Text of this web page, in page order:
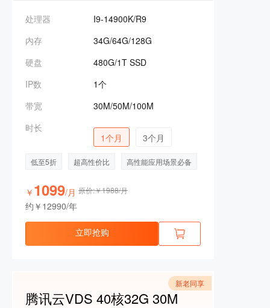
处理器
I9-14900K/R9
内存
34G/64G/128G
硬盘
480G/1T SSD
IP数
1个
带宽
30M/50M/100M
时长
1个月
3个月
低至5折 超高性价比 高性能应用场景必备
￥ 1099/月 原价:￥1988/月
约￥12990/年
立即抢购
新老同享
腾讯云VDS 40核32G 30M